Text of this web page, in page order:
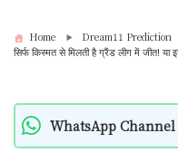
Home Dream11 Prediction
सिर्फ किस्मत से मिलती है ग्रैंड लीग में जीत! या
WhatsApp Channel